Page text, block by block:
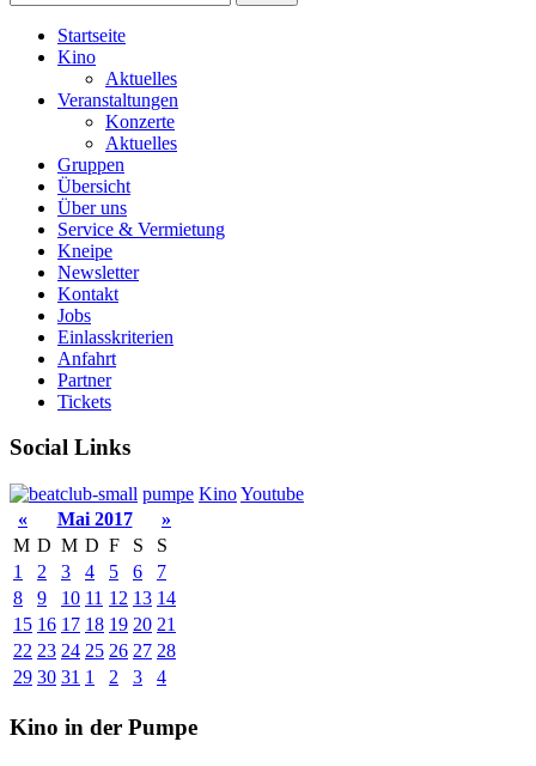
Startseite
Kino
Aktuelles
Veranstaltungen
Konzerte
Aktuelles
Gruppen
Übersicht
Über uns
Service & Vermietung
Kneipe
Newsletter
Kontakt
Jobs
Einlasskriterien
Anfahrt
Partner
Tickets
Social Links
pumpe KinoYoutube
«
Mai 2017
»
M D M D F S
S
1
2 3 4 5 6
7
8
9 10 11 12 13 14
15 16 17 18 19 20 21
22 23 24 25 26 27 28
29 30 31 1 2 3 4
Kino in der Pumpe